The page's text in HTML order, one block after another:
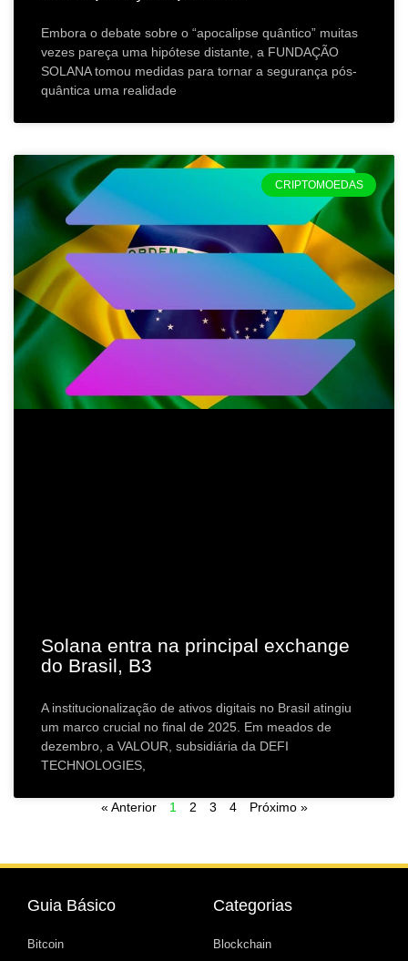
Embora o debate sobre o “apocalipse quântico” muitas
vezes pareça uma hipótese distante, a FUNDAÇÃO
SOLANA tomou medidas para tornar a segurança pós-
quântica uma realidade
CRIPTOMOEDAS
Solana entra na principal exchange
do Brasil, B3
A institucionalização de ativos digitais no Brasil atingiu
um marco crucial no final de 2025. Em meados de
dezembro, a VALOUR, subsidiária da DEFI
TECHNOLOGIES,
« Anterior 1 2 3 4 Próximo »
Guia Básico
Bitcoin
Categorias
Blockchain